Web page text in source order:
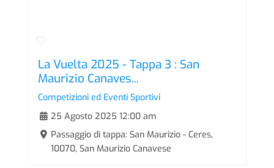
La Vuelta 2025 - Tappa 3 : San
Maurizio Canaves...
Competizioni ed Eventi Sportivi
25 Agosto 2025 12:00 am
Passaggio di tappa: San Maurizio - Ceres,
10070, San Maurizio Canavese